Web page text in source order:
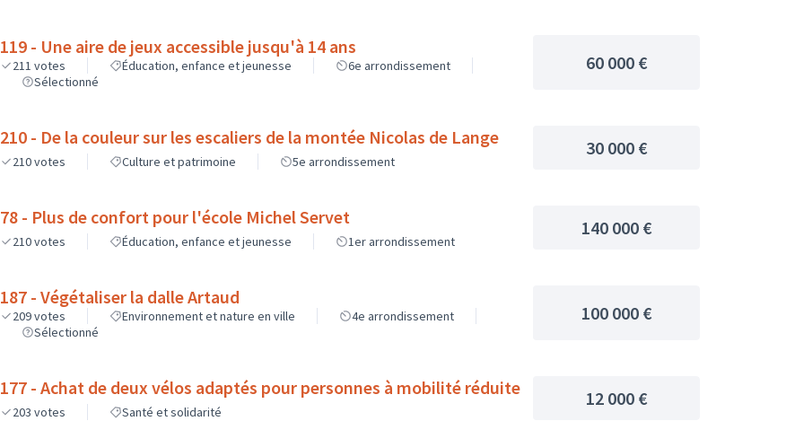
119 - Une aire de jeux accessible jusqu'à 14 ans
211 votes Éducation, enfance et jeunesse
6e arrondissement
Sélectionné
60 000 €
210 - De la couleur sur les escaliers de la montée Nicolas de Lange
210votes Culture et patrimoine 5e arrondissement
30 000 €
78 - Plus de confort pour l'école Michel Servet
210votes Éducation, enfance et jeunesse 1er arrondissement
140 000 €
187 - Végétaliser la dalle Artaud
209votes Environnement et nature en ville
4e arrondissement
Sélectionné
100 000 €
177 - Achat de deux vélos adaptés pour personnes à mobilité réduite
203 votes Santé et solidarité
12 000 €